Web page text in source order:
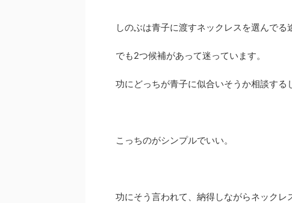
しのぶは青子に渡すネックレスを選んでる
でも2つ候補があって迷っています。
功にどっちが青子に似合いそうか相談する
こっちのがシンプルでいい。
功にそう言われて、納得しながらネックレ